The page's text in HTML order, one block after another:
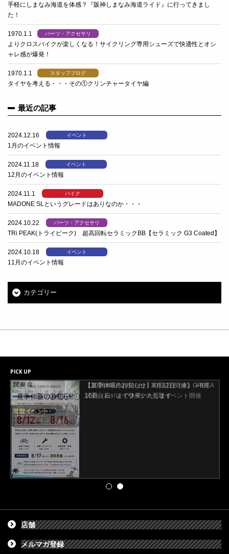
手軽にしまなみ海道を体感？『阪神しまなみ海道ライド』に行ってきまし
た！
1970.1.1 パーツ・アクセサリ
よりクロスバイクが楽しくなる！サイクリング専用シューズで快適性とオシ
ャレ感が爆発！
1970.1.1 スタッフブログ
タイヤを考える・・・その①クリンチャータイヤ編
最近の記事
2024.12.16 イベント
1月のイベント情報
2024.11.18 イベント
12月のイベント情報
2024.11.1 バイク
MADONE SLというグレードはありなのか・・・
2024.10.22 パーツ・アクセサリ
TRi PEAK(トライピーク) 超高回転セラミックBB【セラミック G3 Coated】
2024.10.18 イベント
11月のイベント情報
カテゴリー
PICK UP
【2026年8月29日(土)・30日(日)開催】ORBEA
試乗会＆バレイワークス買取イベント開催
店舗
メルマガ登録